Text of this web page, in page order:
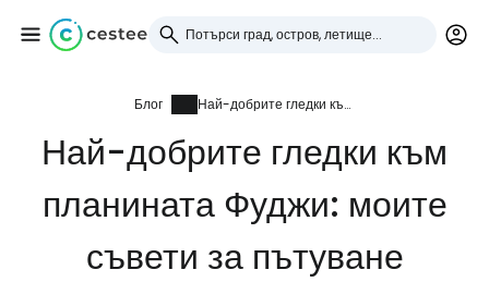
Блог Най-добрите гледки към планината Фуджи: моите съвети за пътуване
Най-добрите гледки към
планината Фуджи: моите
съвети за пътуване
Влезте в Cestee
... световната общност на туристите